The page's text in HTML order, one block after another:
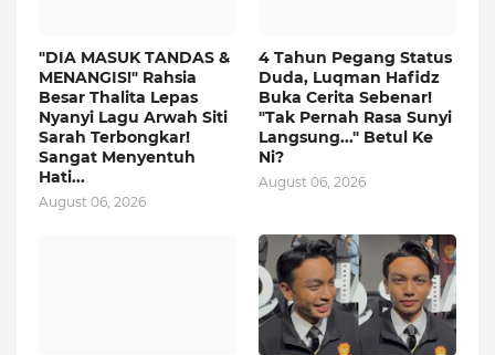
"DIA MASUK TANDAS &
MENANGIS!" Rahsia
Besar Thalita Lepas
Nyanyi Lagu Arwah Siti
Sarah Terbongkar!
Sangat Menyentuh
Hati...
August 06, 2026
4 Tahun Pegang Status
Duda, Luqman Hafidz
Buka Cerita Sebenar!
"Tak Pernah Rasa Sunyi
Langsung..." Betul Ke
Ni?
August 06, 2026